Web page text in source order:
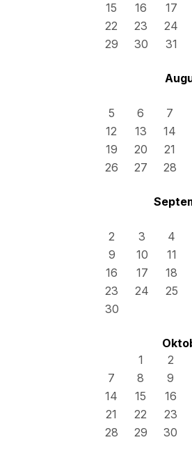
15
16 17
22
23 24
29
30 31
5
6 7
12
13 14
19
20 21
26
27 28
2
3 4
9
10 11
16
17 18
23
24 25
30
1
2
7
8 9
14
15 16
21
22 23
28
29 30